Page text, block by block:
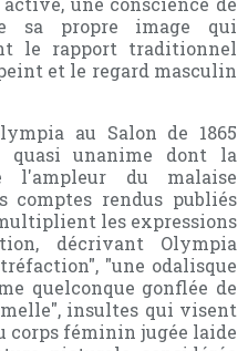
sa propre image qui
le rapport traditionnel
et le regard masculin
au Salon de 1865
quasi unanime dont la
l'ampleur du malaise
comptes rendus publiés
les expressions
décrivant Olympia
"une odalisque
quelconque gonflée de
insultes qui visent
corps féminin jugée laide